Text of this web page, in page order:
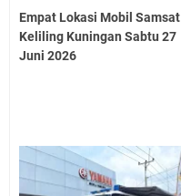
Empat Lokasi Mobil Samsat
Keliling Kuningan Sabtu 27
Juni 2026